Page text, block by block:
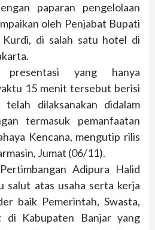
paparan pengelolaan
oleh Penjabat Bupati
Kurdi, di salah satu hotel di
presentasi yang hanya
15 menit tersebut berisi
telah dilaksanakan didalam
termasuk pemanfaatan
Kencana, mengutip rilis
Jumat (06/11).
Adipura Halid
salut atas usaha serta kerja
baik Pemerintah, Swasta,
di Kabupaten Banjar yang